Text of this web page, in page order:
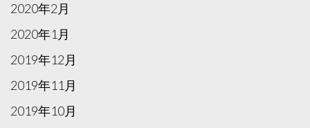
2020年2月
2020年1月
2019年12月
2019年11月
2019年10月